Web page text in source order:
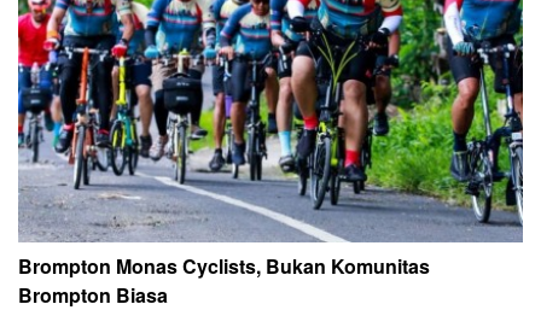
Brompton Monas Cyclists, Bukan Komunitas
Brompton Biasa